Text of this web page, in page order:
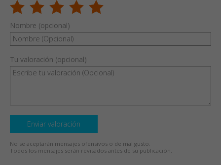
Nombre (opcional)
Tu valoración (opcional)
Enviar valoración
No se aceptarán mensajes ofensivos o de mal gusto.
Todos los mensajes serán revisados antes de su publicación.